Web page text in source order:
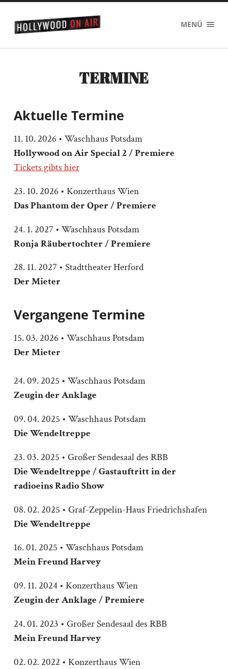
Hollywood
on
MENÜ
TERMINE
Aktuelle Termine
11. 10. 2026 • Waschhaus Potsdam
Hollywood on Air Special2/ Premiere
Tickets gibts hier
23. 10. 2026 • Konzerthaus Wien
Das Phantom der Oper / Premiere
24. 1. 2027 • Waschhaus Potsdam
Ronja Räubertochter / Premiere
28. 11. 2027 • Stadttheater Herford
Der Mieter
Vergangene Termine
15. 03. 2026 • Waschhaus Potsdam
Der Mieter
24. 09. 2025 • Waschhaus Potsdam
Zeugin der Anklage
09. 04. 2025 • Waschhaus Potsdam
Die Wendeltreppe
23. 03. 2025 • Großer Sendesaal des RBB
Die Wendeltreppe / Gastauftritt in der
radioeins Radio Show
08. 02. 2025 • Graf-Zeppelin-Haus Friedrichshafen
Die Wendeltreppe
16. 01. 2025 • Waschhaus Potsdam
Mein Freund Harvey
09. 11. 2024 • Konzerthaus Wien
Zeugin der Anklage / Premiere
24. 01. 2023 • Großer Sendesaal des RBB
Mein Freund Harvey
02. 02. 2022 • Konzerthaus Wien